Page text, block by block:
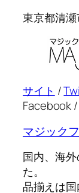
東京都清瀬
サイト /
Facebook
マジック
国内、海
た。
品揃えは国